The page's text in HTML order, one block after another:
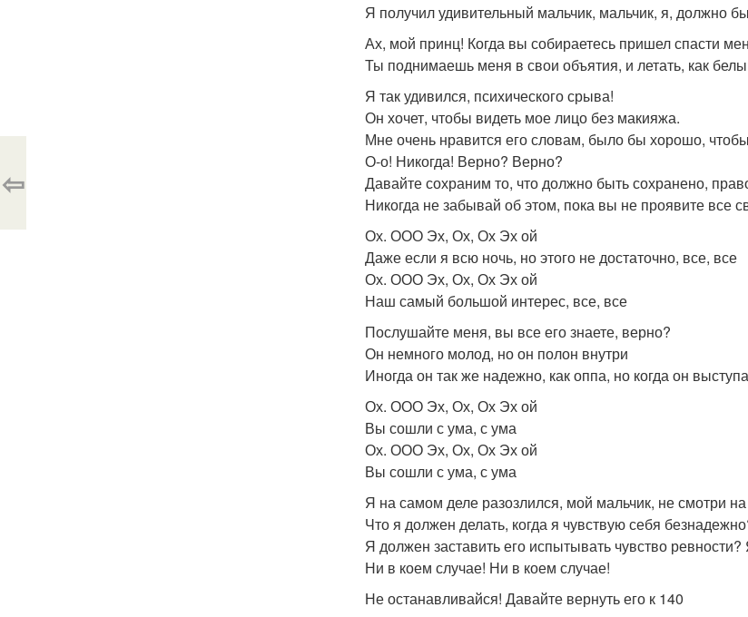
Я получил удивительный мальчик, мальчик, я, должно
Ах, мой принц! Когда вы собираетесь пришел спасти
Ты поднимаешь меня в свои объятия, и летать, как
Я так удивился, психического срыва!
Он хочет, чтобы видеть мое лицо без макияжа.
Мне очень нравится его словам, было бы хорошо,
О-о! Никогда! Верно? Верно?
Давайте сохраним то, что должно быть сохранено,
Никогда не забывай об этом, пока вы не проявите все
Ох. ООО Эх, Ох, Ох Эх ой
Даже если я всю ночь, но этого не достаточно, все, все
Ох. ООО Эх, Ох, Ох Эх ой
Наш самый большой интерес, все, все
Послушайте меня, вы все его знаете, верно?
Он немного молод, но он полон внутри
Иногда он так же надежно, как оппа, но когда он
Ох. ООО Эх, Ох, Ох Эх ой
Вы сошли с ума, с ума
Ох. ООО Эх, Ох, Ох Эх ой
Вы сошли с ума, с ума
Я на самом деле разозлился, мой мальчик, не смотри
Что я должен делать, когда я чувствую себя
Я должен заставить его испытывать чувство
Ни в коем случае! Ни в коем случае!
Не останавливайся! Давайте вернуть его к 140
⇦